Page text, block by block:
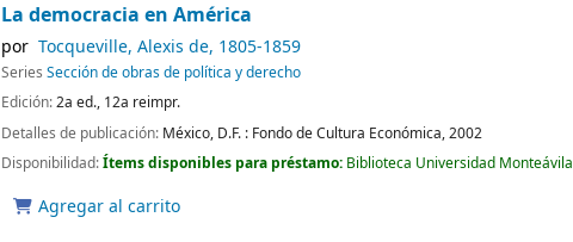
La democracia en América
por Tocqueville, Alexis de, 1805-1859
SeriesSección de obras de política y derecho
Edición:2a ed., 12a reimpr.
Detalles de publicación: México, D.F. : Fondo de Cultura Económica,2002
Disponibilidad:Ítems disponibles para préstamo: Biblioteca Universidad Monteávila
Agregar al carrito